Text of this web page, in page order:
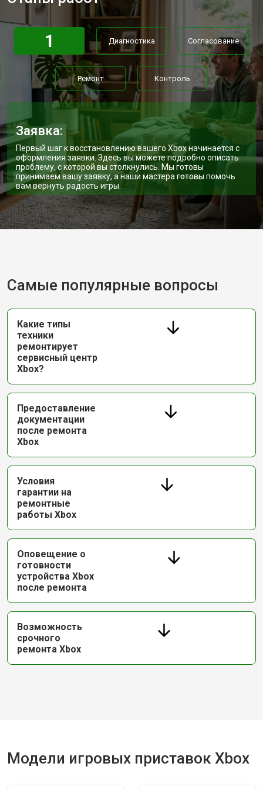
1 Диагностика Согласование
Ремонт Контроль
Заявка:
Первый шаг к восстановлению вашего Xbox начинается с
оформления заявки. Здесь вы можете подробно описать
проблему, с которой вы столкнулись. Мы готовы
принимаем вашу заявку, а наши мастера готовы помочь
вам вернуть радость игры.
Самые популярные вопросы
Какие типы
техники
ремонтирует
сервисный центр
Xbox?
Предоставление
документации
после ремонта
Xbox
Условия
гарантии на
ремонтные
работы Xbox
Оповещение о
готовности
устройства Xbox
после ремонта
Возможность
срочного
ремонта Xbox
Модели игровых приставок Xbox